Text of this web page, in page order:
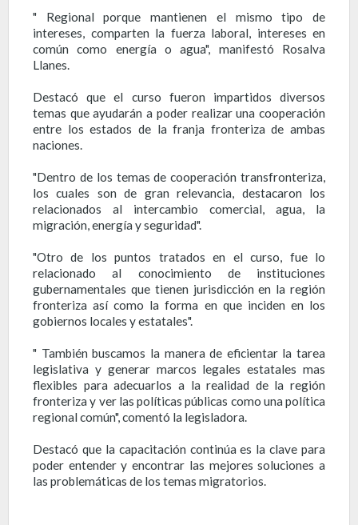
" Regional porque mantienen el mismo tipo de
intereses, comparten la fuerza laboral, intereses en
común como energía o agua", manifestó Rosalva
Llanes.
Destacó que el curso fueron impartidos diversos
temas que ayudarán a poder realizar una cooperación
entre los estados de la franja fronteriza de ambas
naciones.
"Dentro de los temas de cooperación transfronteriza,
los cuales son de gran relevancia, destacaron los
relacionados al intercambio comercial, agua, la
migración, energía y seguridad".
"Otro de los puntos tratados en el curso, fue lo
relacionado al conocimiento de instituciones
gubernamentales que tienen jurisdicción en la región
fronteriza así como la forma en que inciden en los
gobiernos locales y estatales".
" También buscamos la manera de eficientar la tarea
legislativa y generar marcos legales estatales mas
flexibles para adecuarlos a la realidad de la región
fronteriza y ver las políticas públicas como una política
regional común", comentó la legisladora.
Destacó que la capacitación continúa es la clave para
poder entender y encontrar las mejores soluciones a
las problemáticas de los temas migratorios.